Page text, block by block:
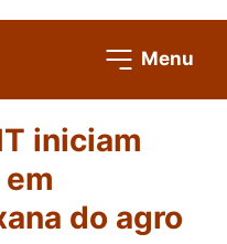
Menu
iniciam
do agro